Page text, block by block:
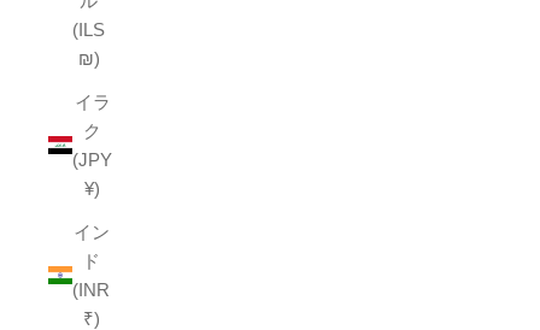
(ILS
₪)
イラ
ク
(JPY
¥)
イン
ド
(INR
₹)